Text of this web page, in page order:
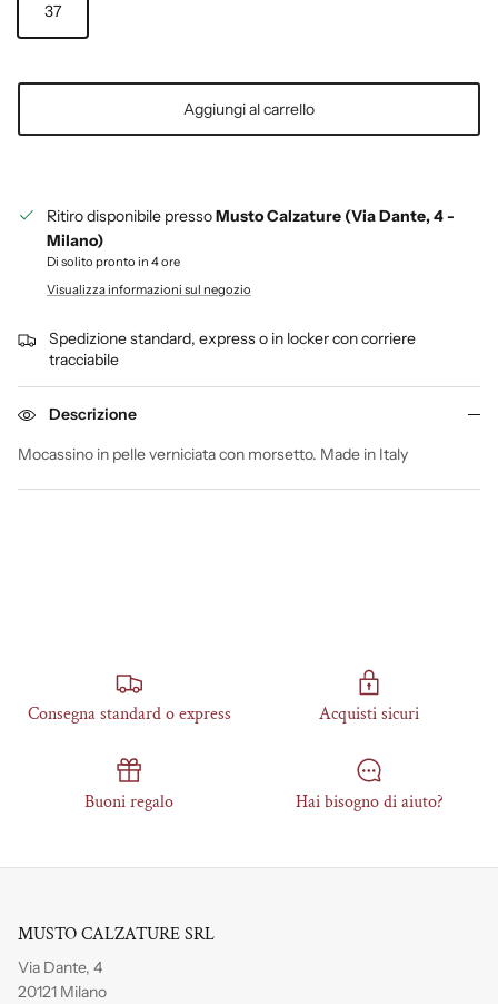
37
Aggiungi al carrello
Ritiro disponibile pressoMusto Calzature (Via Dante, 4 -
Milano)
Di solito pronto in 4 ore
Visualizza informazioni sul negozio
Spedizione standard, express o in locker con corriere
tracciabile
Descrizione
Mocassino in pelle verniciata con morsetto. Made in Italy
Consegna standard o express Acquisti sicuri
Buoni regalo Hai bisogno di aiuto?
MUSTO CALZATURE SRL
Via Dante, 4
20121 Milano